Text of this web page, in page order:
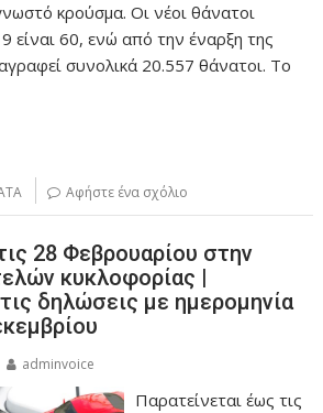
κρούσμα. Οι νέοι θάνατοι
είναι 60, ενώ από την έναρξη της
συνολικά 20.557 θάνατοι. Το
Αφήστε ένα σχόλιο
28 Φεβρουαρίου στην
κυκλοφορίας |
δηλώσεις με ημερομηνία
adminvoice
Παρατείνεται έως τις